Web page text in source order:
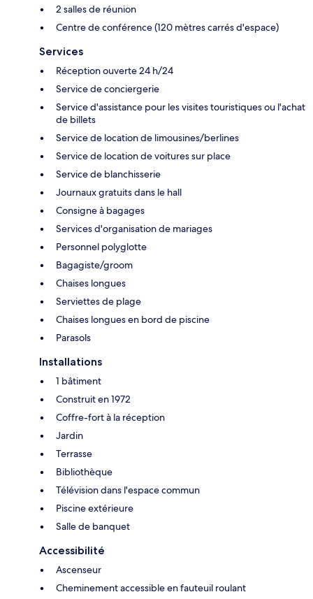
2 salles de réunion
Centre de conférence (120 mètres carrés d'espace)
Services
Réception ouverte 24 h/24
Service de conciergerie
Service d'assistance pour les visites touristiques ou l'achat
de billets
Service de location de limousines/berlines
Service de location de voitures sur place
Service de blanchisserie
Journaux gratuits dans le hall
Consigne à bagages
Services d'organisation de mariages
Personnel polyglotte
Bagagiste/groom
Chaises longues
Serviettes de plage
Chaises longues en bord de piscine
Parasols
Installations
1 bâtiment
Construit en 1972
Coffre-fort à la réception
Jardin
Terrasse
Bibliothèque
Télévision dans l'espace commun
Piscine extérieure
Salle de banquet
Accessibilité
Ascenseur
Cheminement accessible en fauteuil roulant